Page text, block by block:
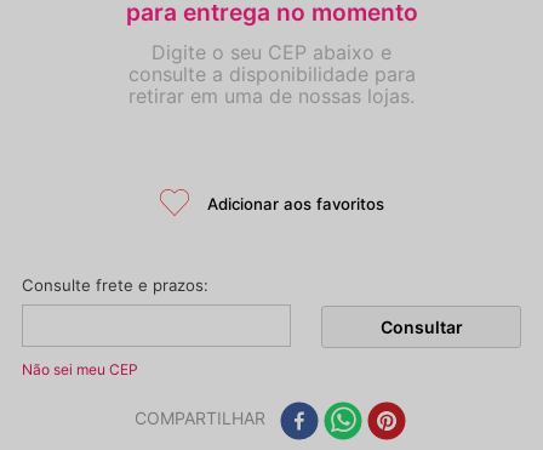
Não sei meu CEP
COMPARTILHAR